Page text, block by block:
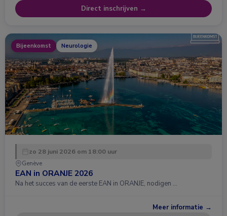
Direct inschrijven →
Bijeenkomst Neurologie
zo 28 juni 2026 om 18:00 uur
Genève
EAN in ORANJE 2026
Na het succes van de eerste EAN in ORANJE, nodigen …
Meer informatie →